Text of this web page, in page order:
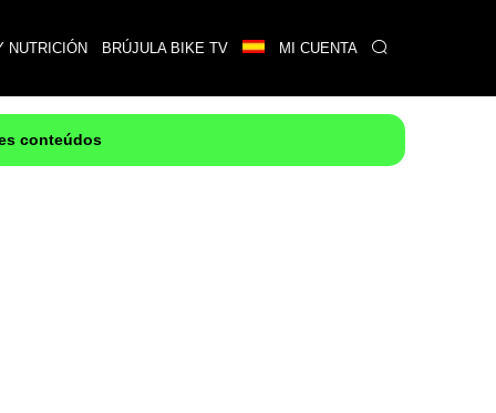
NUTRICIÓN BRÚJULA BIKE TV MI CUENTA
conteúdos